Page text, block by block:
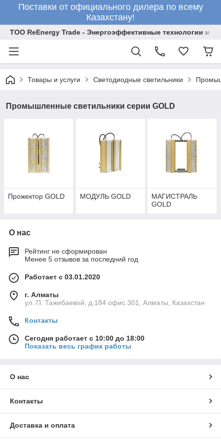
Поставки от официального дилера по всему
Казахстану!
ТОО ReEnergy Trade - Энергоэффективные технологии и
Товары и услуги Светодиодные светильники
Промышленные светильники серии GOLD
Прожектор GOLD МОДУЛЬ GOLD
МАГИСТРАЛЬ
GOLD
О нас
Рейтинг не сформирован
Менее 5 отзывов за последний год
Работает с 03.01.2020
г. Алматы
ул. П. Тажибаевой, д.184 офис 301, Алматы, Казахстан
Контакты
Сегодня работает с 10:00 до 18:00
Показать весь график работы
О нас
Контакты
Доставка и оплата